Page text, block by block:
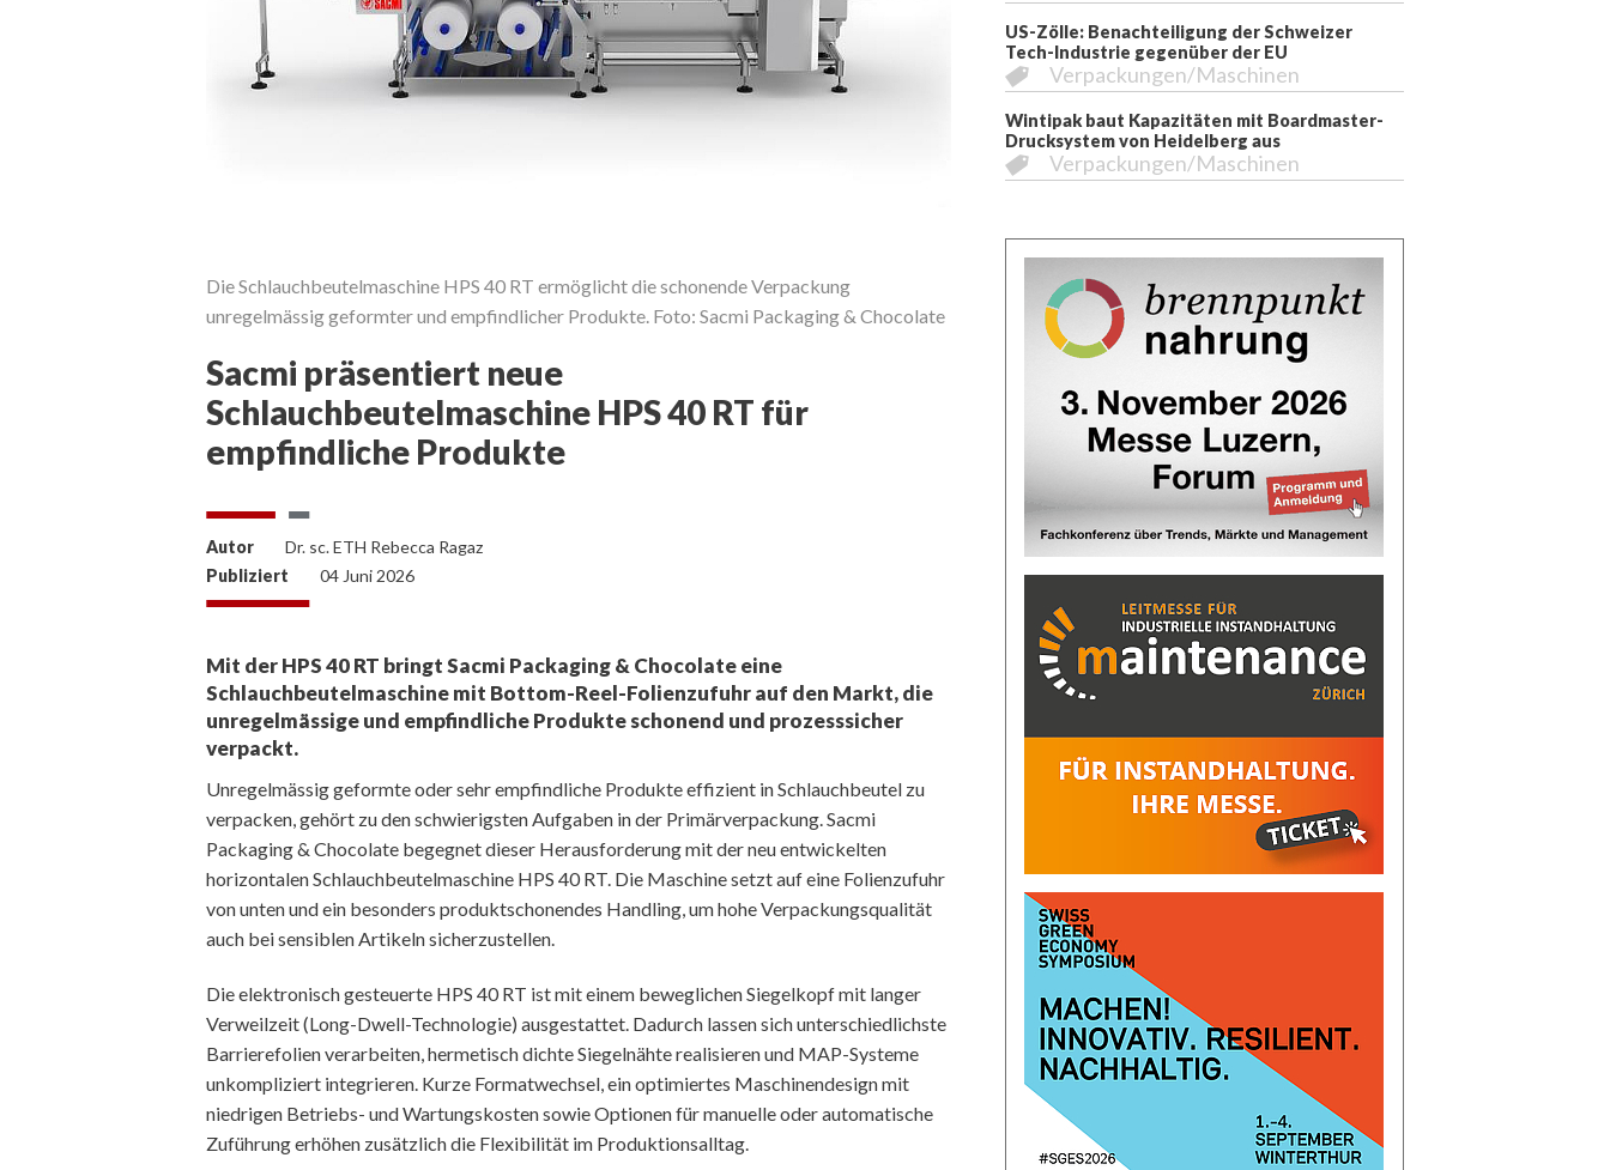
Die Schlauchbeutelmaschine HPS 40 RT ermöglicht die schonende Verpackung
unregelmässig geformter und empfindlicher Produkte. Foto: Sacmi Packaging & Chocolate
Sacmi präsentiert neue
Schlauchbeutelmaschine HPS 40 RT für
empfindliche Produkte
Autor
Dr. sc. ETH Rebecca Ragaz
Publiziert
04 Juni 2026
Mit der HPS 40 RT bringt Sacmi Packaging & Chocolate eine
Schlauchbeutelmaschine mit Bottom-Reel-Folienzufuhr auf den Markt, die
unregelmässige und empfindliche Produkte schonend und prozesssicher
verpackt.
Unregelmässig geformte oder sehr empfindliche Produkte effizient in Schlauchbeutel zu
verpacken, gehört zu den schwierigsten Aufgaben in der Primärverpackung. Sacmi
Packaging & Chocolate begegnet dieser Herausforderung mit der neu entwickelten
horizontalen Schlauchbeutelmaschine HPS 40 RT. Die Maschine setzt auf eine Folienzufuhr
von unten und ein besonders produktschonendes Handling, um hohe Verpackungsqualität
auch bei sensiblen Artikeln sicherzustellen.
Die elektronisch gesteuerte HPS 40 RT ist mit einem beweglichen Siegelkopf mit langer
Verweilzeit (Long-Dwell-Technologie) ausgestattet. Dadurch lassen sich unterschiedlichste
Barrierefolien verarbeiten, hermetisch dichte Siegelnähte realisieren und MAP-Systeme
unkompliziert integrieren. Kurze Formatwechsel, ein optimiertes Maschinendesign mit
niedrigen Betriebs- und Wartungskosten sowie Optionen für manuelle oder automatische
Zuführung erhöhen zusätzlich die Flexibilität im Produktionsalltag.
US-Zölle: Benachteiligung der Schweizer
Tech-Industrie gegenüber der EU
Verpackungen/Maschinen
Wintipak baut Kapazitäten mit Boardmaster-
Drucksystem von Heidelberg aus
Verpackungen/Maschinen